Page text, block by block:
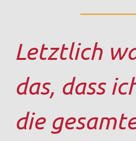
Letztlich
das, dass
die